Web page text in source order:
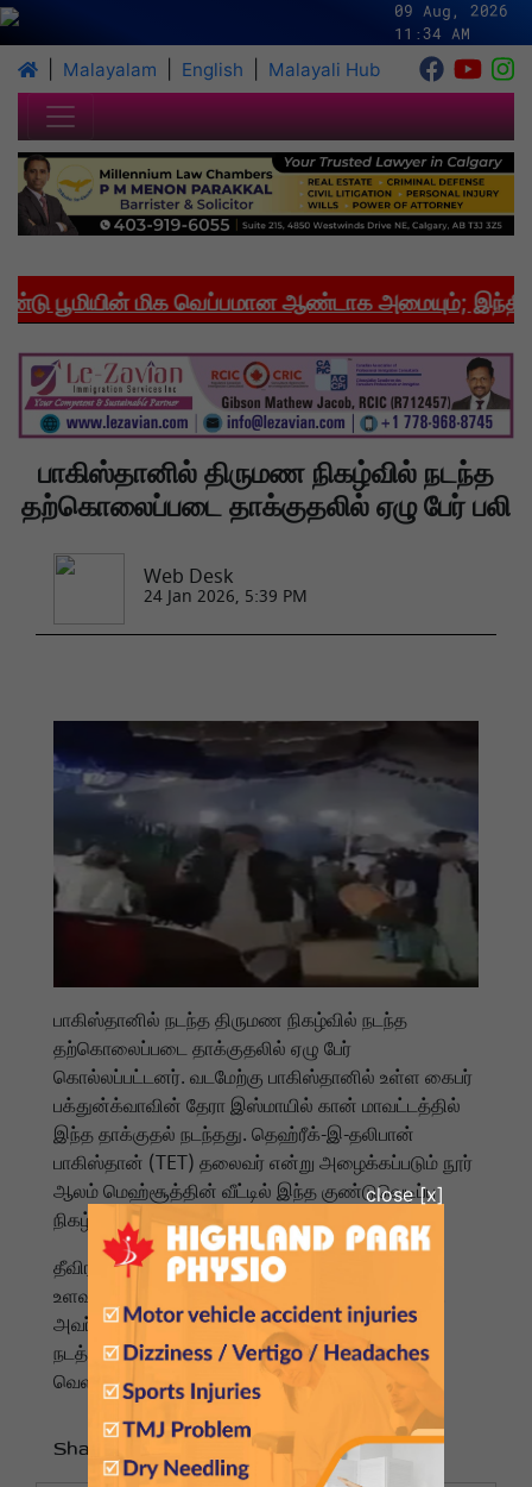
09 Aug, 2026
11:34 AM
Malayalam English Malayali Hub
மிக வெப்பமான ஆண்டாக அமையும்;
பாகிஸ்தானில் திருமண நிகழ்வில் நடந்த
தற்கொலைப்படை தாக்குதலில் ஏழு பேர் பலி
Web Desk
24 Jan 2026, 5:39 PM
பாகிஸ்தானில் நடந்த திருமண நிகழ்வில் நடந்த
தற்கொலைப்படை தாக்குதலில் ஏழு பேர்
கொல்லப்பட்டனர். வடமேற்கு பாகிஸ்தானில் உள்ள கைபர்
பக்துன்க்வாவின் தேரா இஸ்மாயில் கான் மாவட்டத்தில்
இந்த தாக்குதல் நடந்தது. தெஹ்ரீக்-இ-தலிபான்
பாகிஸ்தான் (TET) தலைவர் என்று அழைக்கப்படும் நூர்
ஆலம் மெஹ்சூத்தின் வீட்டில் இந்த குண்டுவெடிப்பு
நிகழ்ந்தது.
தீவிரவாதிகள் குறித்து பாதுகாப்புப் படையினருக்கு
உளவுத்துறை வழங்கும் ஒரு குழு அங்கு வசிக்கிறது.
அவர்களை குறிவைத்து இந்த தாக்குதல்
நடத்தப்பட்டதாக பாகிஸ்தான் ஊடகங்கள் செய்தி
வெளியிட்டுள்ளன.
Share to :